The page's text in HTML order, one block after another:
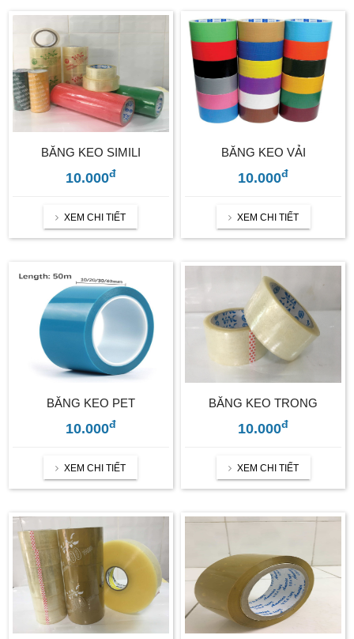
BĂNG KEO SIMILI
10.000đ
XEM CHI TIẾT
BĂNG KEO VẢI
10.000đ
XEM CHI TIẾT
BĂNG KEO PET
10.000đ
XEM CHI TIẾT
BĂNG KEO TRONG
10.000đ
XEM CHI TIẾT